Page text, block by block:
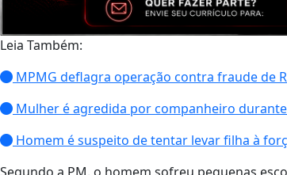
Leia Também:
MPMG deflagra operação contra fraude de
Mulher é agredida por companheiro
Homem é suspeito de tentar levar filha à